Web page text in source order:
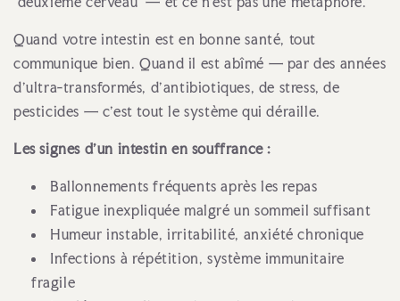
Quand votre intestin est en bonne santé, tout
communique bien. Quand il est abîmé — par des années
d'ultra-transformés, d'antibiotiques, de stress, de
pesticides — c'est tout le système qui déraille.
Les signes d'un intestin en souffrance :
Ballonnements fréquents après les repas
Fatigue inexpliquée malgré un sommeil suffisant
Humeur instable, irritabilité, anxiété chronique
Infections à répétition, système immunitaire
fragile